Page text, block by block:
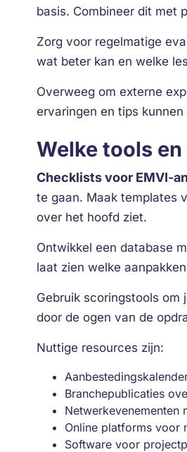
basis. Combineer dit met
Zorg voor regelmatige
wat beter kan en welke
Overweeg om externe
ervaringen en tips
Welke tools
Checklists voor EMVI-
te gaan. Maak templates
over het hoofd ziet.
Ontwikkel een database
laat zien welke
Gebruik scoringstools om
door de ogen van de
Nuttige resources zijn:
Branchepublicaties
Netwerkevenementen
Online platforms voor
Software voor